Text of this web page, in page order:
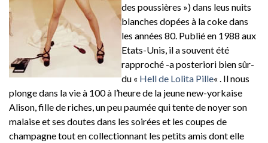
des poussières ») dans leus nuits
blanches dopées à la coke dans
les années 80. Publié en 1988 aux
Etats-Unis, il a souvent été
rapproché -a posteriori bien sûr-
du « Hell de Lolita Pille« . Il nous
plonge dans la vie à 100 à l’heure de la jeune new-yorkaise
Alison, fille de riches, un peu paumée qui tente de noyer son
malaise et ses doutes dans les soirées et les coupes de
champagne tout en collectionnant les petits amis dont elle